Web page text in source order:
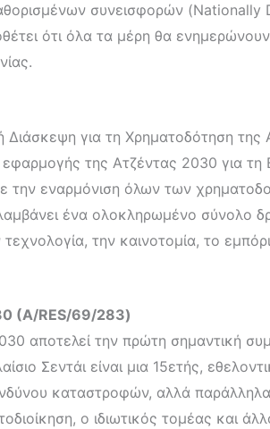
συνεισφορών
ότι όλα τα μέρη θα
για τη Χρηματοδότηση της
εφαρμογής της Ατζέντας 2030 για
την εναρμόνιση όλων των
ένα ολοκληρωμένο σύνολο
την καινοτομία, το
(A/RES/69/283)
αποτελεί την πρώτη σημαντική
Σεντάι είναι μια 15ετής,
καταστροφών, αλλά
ο ιδιωτικός τομέας και